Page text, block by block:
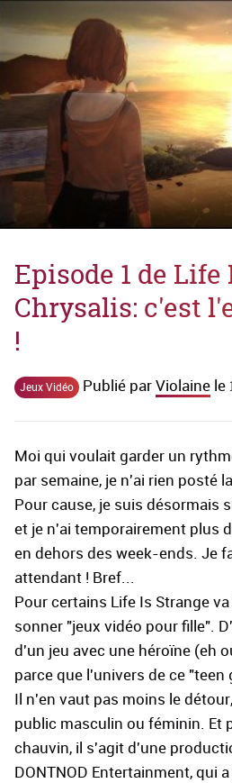
Episode 1 de Life
Chrysalis: c'est
!
Jeux Vidéo Publié par Violaine le
Moi qui voulait garder un
par semaine, je n'ai rien posté
Pour cause, je suis désormais
et je n'ai temporairement plus
en dehors des week-ends. Je
attendant ! Bref...
Pour certains Life Is Strange
sonner "jeux vidéo pour fille".
d'un jeu avec une héroïne (eh
parce que l'univers de ce "teen
Il n'en vaut pas moins le
public masculin ou féminin. Et
chauvin, il s'agit d'une
DONTNOD Entertainment, qui